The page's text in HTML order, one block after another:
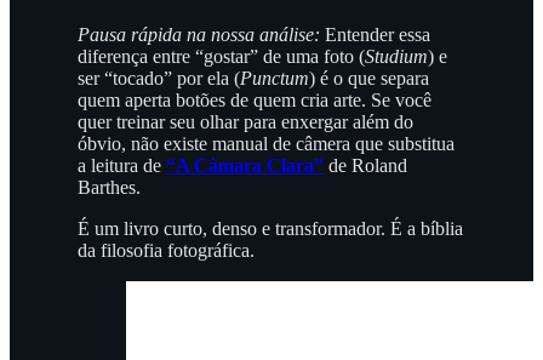
Pausa rápida na nossa análise: Entender essa
diferença entre “gostar” de uma foto (Studium) e
ser “tocado” por ela (Punctum) é o que separa
quem aperta botões de quem cria arte. Se você
quer treinar seu olhar para enxergar além do
óbvio, não existe manual de câmera que substitua
a leitura de “A Câmara Clara” de Roland
Barthes.
É um livro curto, denso e transformador. É a bíblia
da filosofia fotográfica.